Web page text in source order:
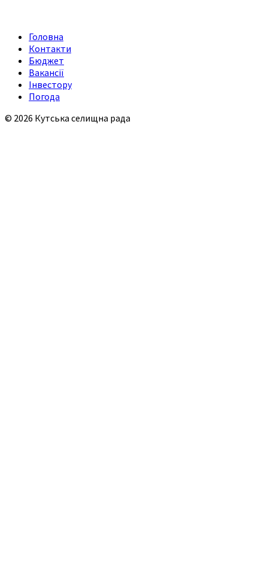
Головна
Контакти
Бюджет
Вакансії
Інвестору
Погода
© 2026 Кутська селищна рада